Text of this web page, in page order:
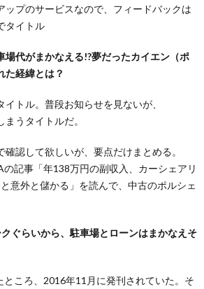
ップのサービスなので、フィードバックは
タイトル
場代がまかなえる!?夢だったカイエン（ポ
た経緯とは？
トル。普段お知らせを見ないが、
まうタイトルだ。
認して欲しいが、要点だけまとめる。
の記事「年138万円の副収入、カーシェアリ
意外と儲かる」を読んで、中古のポルシェ
ぐらいから、駐車場とローンはまかなえそ
ところ、2016年11月に発刊されていた。そ